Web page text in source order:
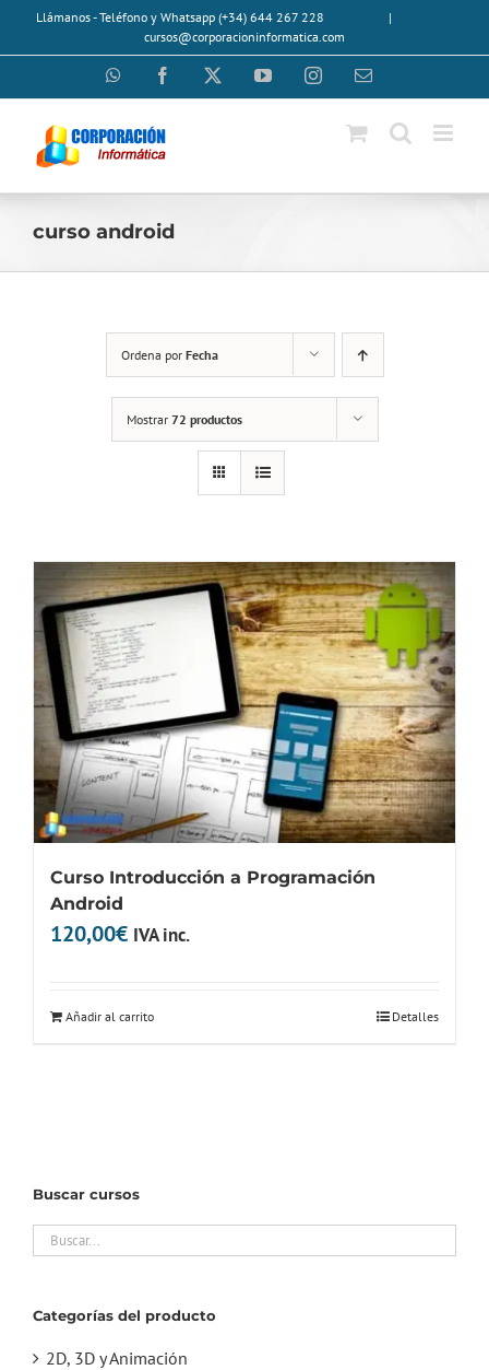
SaltarLlámanos - Teléfono y Whatsapp (+34) 644 267 228
|
cursos@corporacioninformatica.com
WhatsAppFacebook YouTubeInstagramCorreo
curso android
Ordena por Fecha
Mostrar 72 productos
Curso Introducción a Programación
Android
120,00€ IVA inc.
Añadir al carrito Detalles
Buscar cursos
Categorías del producto
2D, 3D y Animación